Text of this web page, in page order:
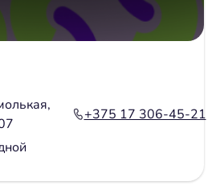
+375 17 306-45-21